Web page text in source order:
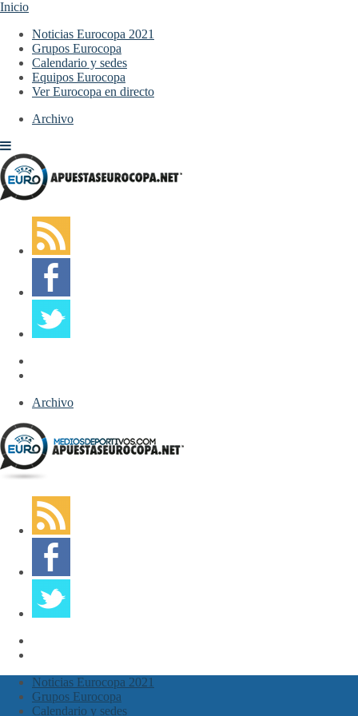
Inicio
Noticias Eurocopa 2021
Grupos Eurocopa
Calendario y sedes
Equipos Eurocopa
Ver Eurocopa en directo
Archivo
Archivo
Noticias Eurocopa 2021
Grupos Eurocopa
Calendario y sedes